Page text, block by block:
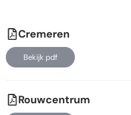
Cremeren
Bekijk pdf
Rouwcentrum